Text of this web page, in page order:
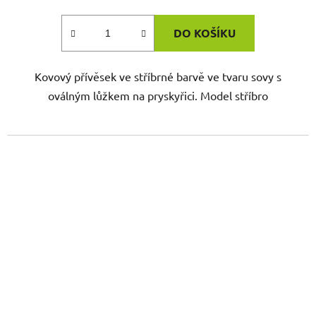
DO KOŠÍKU
Kovový přívěsek ve stříbrné barvě ve tvaru sovy s
oválným lůžkem na pryskyřici. Model stříbro